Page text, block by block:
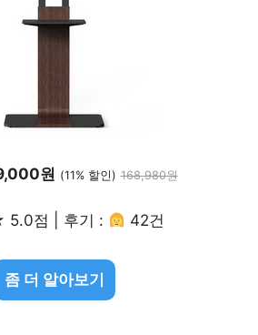
원 (11% 할인) 168,980원
5.0점 | 후기 : 42건
좀 더 알아보기